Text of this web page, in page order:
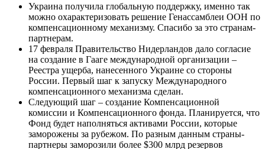
Украина получила глобальную поддержку, именно так
можно охарактеризовать решение Генассамблеи ООН по
компенсационному механизму. Спасибо за это странам-
партнерам.
17 февраля Правительство Нидерландов дало согласие
на создание в Гааге международной организации –
Реестра ущерба, нанесенного Украине со стороны
России. Первый шаг к запуску Международного
компенсационного механизма сделан.
Следующий шаг – создание Компенсационной
комиссии и Компенсационного фонда. Планируется, что
Фонд будет наполняться активами России, которые
заморожены за рубежом. По разным данным страны-
партнеры заморозили более $300 млрд резервов